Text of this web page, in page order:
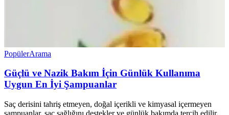
PopülerArama
Güçlü ve Nazik Bakım İçin Günlük Kullanıma
Uygun En İyi Şampuanlar
Saç derisini tahriş etmeyen, doğal içerikli ve kimyasal içermeyen